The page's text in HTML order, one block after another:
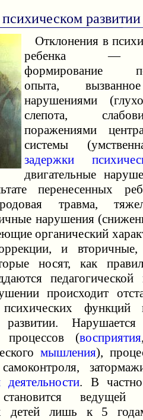
Отклонения в
ребенка —
формирование
опыта,
нарушениями
слепота,
поражениями
системы
задержки
двигательные
перенесенных
травма,
нарушения
органический
и
носят, как
происходит
функций
Нарушается
процессов (восприятия
мышления),
. В
становится
детей лишь к 5